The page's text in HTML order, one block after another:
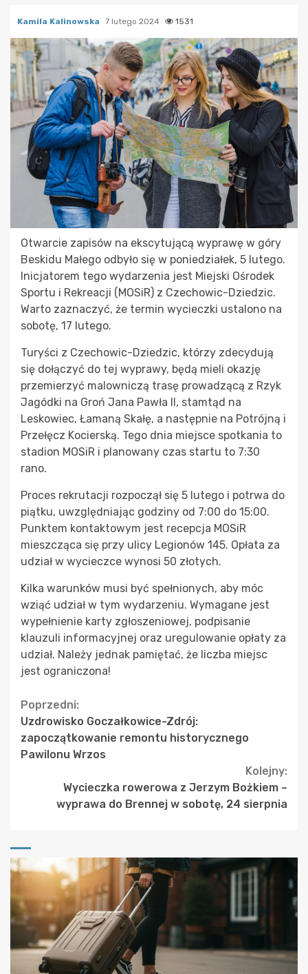
Kamila Kalinowska 7 lutego 2024 1531
Otwarcie zapisów na ekscytującą wyprawę w góry
Beskidu Małego odbyło się w poniedziałek, 5 lutego.
Inicjatorem tego wydarzenia jest Miejski Ośrodek
Sportu i Rekreacji (MOSiR) z Czechowic-Dziedzic.
Warto zaznaczyć, że termin wycieczki ustalono na
sobotę, 17 lutego.
Turyści z Czechowic-Dziedzic, którzy zdecydują
się dołączyć do tej wyprawy, będą mieli okazję
przemierzyć malowniczą trasę prowadzącą z Rzyk
Jagódki na Groń Jana Pawła II, stamtąd na
Leskowiec, Łamaną Skałę, a następnie na Potrójną i
Przełęcz Kocierską. Tego dnia miejsce spotkania to
stadion MOSiR i planowany czas startu to 7:30
rano.
Proces rekrutacji rozpoczął się 5 lutego i potrwa do
piątku, uwzględniając godziny od 7:00 do 15:00.
Punktem kontaktowym jest recepcja MOSiR
mieszcząca się przy ulicy Legionów 145. Opłata za
udział w wycieczce wynosi 50 złotych.
Kilka warunków musi być spełnionych, aby móc
wziąć udział w tym wydarzeniu. Wymagane jest
wypełnienie karty zgłoszeniowej, podpisanie
klauzuli informacyjnej oraz uregulowanie opłaty za
udział. Należy jednak pamiętać, że liczba miejsc
jest ograniczona!
Continue
Reading
Poprzedni:
Uzdrowisko Goczałkowice-Zdrój:
zapoczątkowanie remontu historycznego
Pawilonu Wrzos
Kolejny:
Wycieczka rowerowa z Jerzym Bożkiem –
wyprawa do Brennej w sobotę, 24 sierpnia